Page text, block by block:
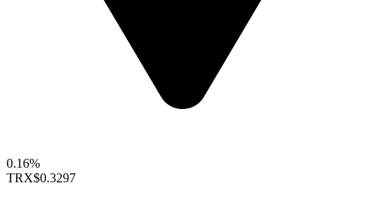
0.16%
TRX$0.3297